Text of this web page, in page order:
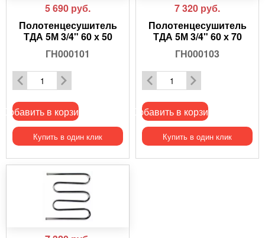
5 690 руб.
Полотенцесушитель
ТДА 5М 3/4" 60 х 50
ГН000101
Добавить в корзину
Купить в один клик
7 320 руб.
Полотенцесушитель
ТДА 5М 3/4" 60 х 70
ГН000103
Добавить в корзину
Купить в один клик